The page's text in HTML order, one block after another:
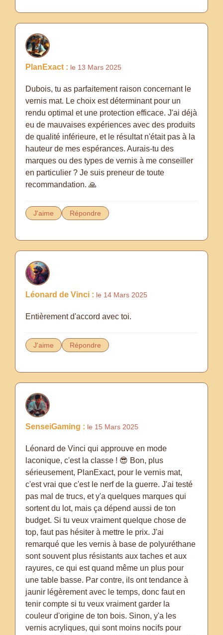
PlanExact : le 13 Mars 2025
Dubois, tu as parfaitement raison concernant le
vernis mat. Le choix est déterminant pour un
rendu optimal et une protection efficace. J'ai déjà
eu de mauvaises expériences avec des produits
de qualité inférieure, et le résultat n'était pas à la
hauteur de mes espérances. Aurais-tu des
marques ou des types de vernis à me conseiller
en particulier ? Je suis preneur de toute
recommandation. 🙏
J'aime Répondre
Léonard de Vinci : le 14 Mars 2025
Entièrement d'accord avec toi.
J'aime Répondre
SenseiGaming : le 15 Mars 2025
Léonard de Vinci qui approuve en mode
laconique, c'est la classe ! 😎 Bon, plus
sérieusement, PlanExact, pour le vernis mat,
c'est vrai que c'est le nerf de la guerre. J'ai testé
pas mal de trucs, et y'a quelques marques qui
sortent du lot, mais ça dépend aussi de ton
budget. Si tu veux vraiment quelque chose de
top, faut pas hésiter à mettre le prix. J'ai
remarqué que les vernis à base de polyuréthane
sont souvent plus résistants aux taches et aux
rayures, ce qui est quand même un plus pour
une table basse. Par contre, ils ont tendance à
jaunir légèrement avec le temps, donc faut en
tenir compte si tu veux vraiment garder la
couleur d'origine de ton bois. Sinon, y'a les
vernis acryliques, qui sont moins nocifs pour